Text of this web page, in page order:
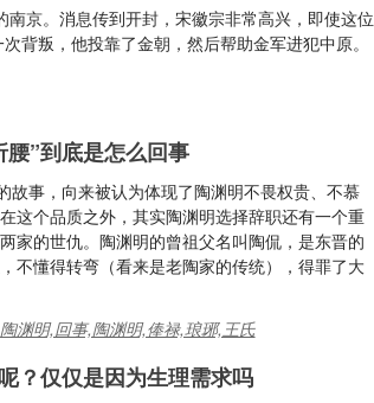
京。消息传到开封，宋徽宗非常高兴，即使这位
背叛，他投靠了金朝，然后帮助金军进犯中原。
”到底是怎么回事
故事，向来被认为体现了陶渊明不畏权贵、不慕
这个品质之外，其实陶渊明选择辞职还有一个重
家的世仇。陶渊明的曾祖父名叫陶侃，是东晋的
不懂得转弯（看来是老陶家的传统），得罪了大
陶渊明,回事,陶渊明,俸禄,琅琊,王氏
？仅仅是因为生理需求吗